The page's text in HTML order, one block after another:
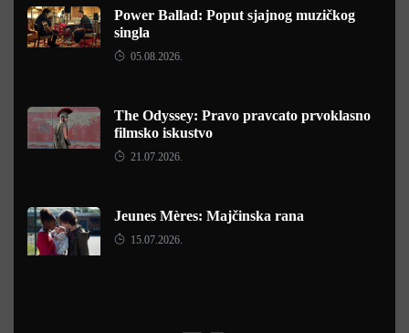
Power Ballad: Poput sjajnog muzičkog
singla
05.08.2026.
The Odyssey: Pravo pravcato prvoklasno
filmsko iskustvo
21.07.2026.
Jeunes Mères: Majčinska rana
15.07.2026.